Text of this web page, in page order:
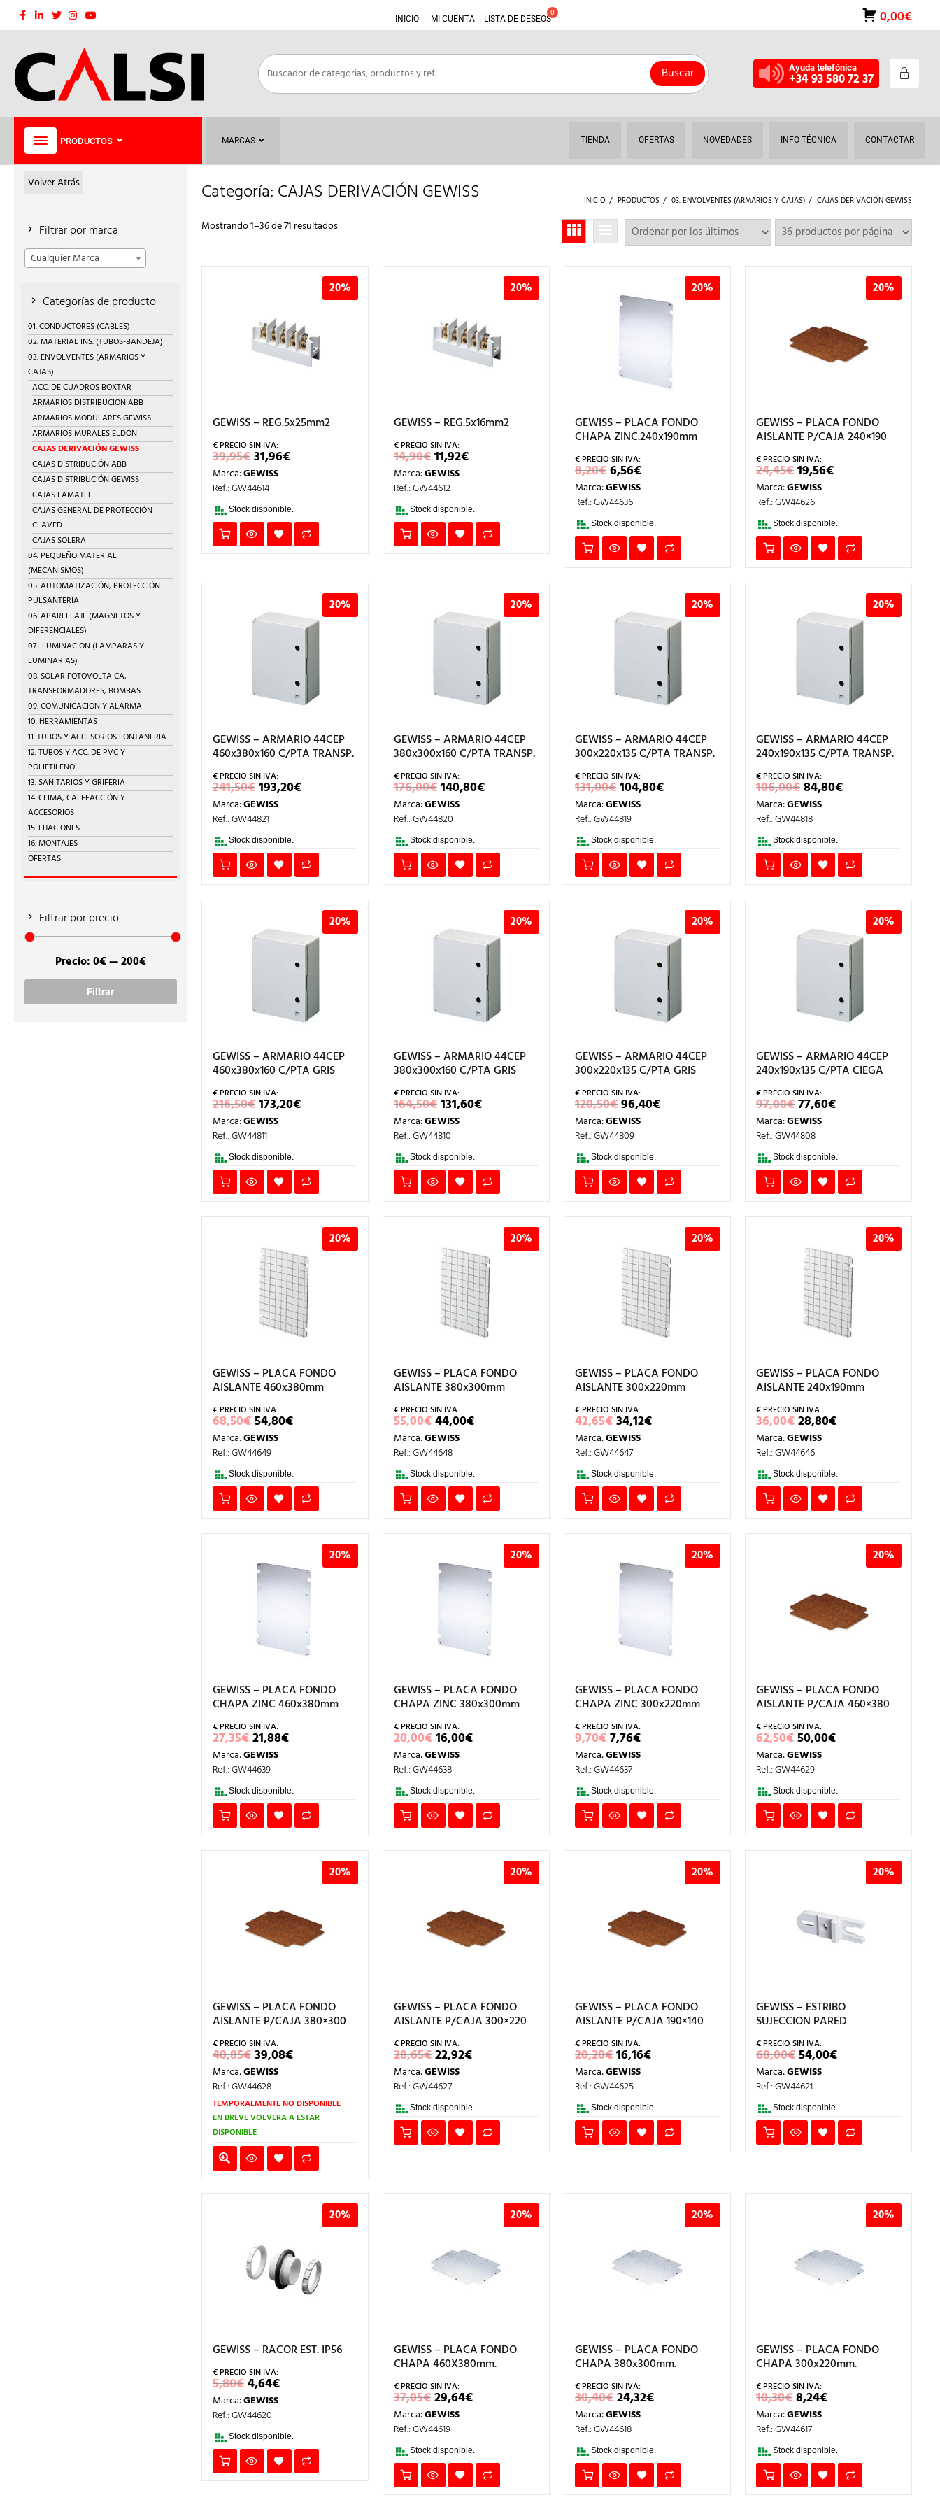
Saltar
INICIO MI CUENTA LISTA DE DESEOS 0,00€
Buscar Ayuda telefónica
+34 93 580 72 37
PRODUCTOS MARCAS TIENDA OFERTAS NOVEDADES INFO TÉCNICA CONTACTAR
Categoría: CAJAS DERIVACIÓN GEWISS INICIO PRODUCTOS 03. ENVOLVENTES (ARMARIOS Y CAJAS) CAJAS DERIVACIÓN GEWISS
Mostrando 1–36 de 71 resultadosOrdenado
20%
GEWISS – REG.5x25mm2
39,95€EL
PRECIO
ORIGINAL
ERA:
39,95€.
31,96€EL
PRECIO
Marca:GEWISS
Ref.: GW44614
Stock disponible.
20%
GEWISS – REG.5x16mm2
14,90€EL
PRECIO
ORIGINAL
ERA:
14,90€.
11,92€EL
PRECIO
Marca:GEWISS
Ref.: GW44612
Stock disponible.
20%
GEWISS – PLACA FONDO
CHAPA ZINC.240x190mm
8,20€EL
PRECIO
ORIGINAL
ERA:
8,20€.
6,56€EL
PRECIO
6,56€.
Marca:GEWISS
Ref.: GW44636
Stock disponible.
20%
GEWISS – PLACA FONDO
AISLANTE P/CAJA 240×190
24,45€EL
PRECIO
ORIGINAL
ERA:
24,45€.
19,56€EL
PRECIO
Marca:GEWISS
Ref.: GW44626
Stock disponible.
20%
GEWISS – ARMARIO 44CEP
460x380x160 C/PTA TRANSP.
241,50€EL
PRECIO
ORIGINAL
ERA:
241,50€.
193,20€EL
PRECIO
Marca:GEWISS
Ref.: GW44821
Stock disponible.
20%
GEWISS – ARMARIO 44CEP
380x300x160 C/PTA TRANSP.
176,00€EL
PRECIO
ORIGINAL
ERA:176,00€.
140,80€EL
PRECIO
Marca:GEWISS
Ref.: GW44820
Stock disponible.
20%
GEWISS – ARMARIO 44CEP
300x220x135 C/PTA TRANSP.
131,00€EL
PRECIO
ORIGINAL
ERA:
131,00€.
104,80€EL
PRECIO
Marca:GEWISS
Ref.: GW44819
Stock disponible.
20%
GEWISS – ARMARIO 44CEP
240x190x135 C/PTA TRANSP.
106,00€EL
PRECIO
ORIGINAL
ERA:106,00€.
84,80€EL
PRECIO
Marca:GEWISS
Ref.: GW44818
Stock disponible.
20%
GEWISS – ARMARIO 44CEP
460x380x160 C/PTA GRIS
216,50€EL
PRECIO
ORIGINAL
ERA:
216,50€.
173,20€EL
PRECIO
Marca:GEWISS
Ref.: GW44811
Stock disponible.
20%
GEWISS – ARMARIO 44CEP
380x300x160 C/PTA GRIS
164,50€EL
PRECIO
ORIGINAL
ERA:164,50€.
131,60€EL
PRECIO
Marca:GEWISS
Ref.: GW44810
Stock disponible.
20%
GEWISS – ARMARIO 44CEP
300x220x135 C/PTA GRIS
120,50€EL
PRECIO
ORIGINAL
ERA:120,50€.
96,40€EL
PRECIO
Marca:GEWISS
Ref.: GW44809
Stock disponible.
20%
GEWISS – ARMARIO 44CEP
240x190x135 C/PTA CIEGA
97,00€EL
PRECIO
ORIGINAL
ERA:
97,00€.
77,60€EL
PRECIO
Marca:GEWISS
Ref.: GW44808
Stock disponible.
20%
GEWISS – PLACA FONDO
AISLANTE 460x380mm
68,50€EL
PRECIO
ORIGINAL
ERA:
68,50€.
54,80€EL
PRECIO
Marca:GEWISS
Ref.: GW44649
Stock disponible.
20%
GEWISS – PLACA FONDO
AISLANTE 380x300mm
55,00€EL
PRECIO
ORIGINAL
ERA:
55,00€.
44,00€EL
PRECIO
Marca:GEWISS
Ref.: GW44648
Stock disponible.
20%
GEWISS – PLACA FONDO
AISLANTE 300x220mm
42,65€EL
PRECIO
ORIGINAL
ERA:
42,65€.
34,12€EL
PRECIO
Marca:GEWISS
Ref.: GW44647
Stock disponible.
20%
GEWISS – PLACA FONDO
AISLANTE 240x190mm
36,00€EL
PRECIO
ORIGINAL
ERA:
36,00€.
28,80€EL
PRECIO
Marca:GEWISS
Ref.: GW44646
Stock disponible.
20%
GEWISS – PLACA FONDO
CHAPA ZINC 460x380mm
27,35€EL
PRECIO
ORIGINAL
ERA:
27,35€.
21,88€EL
PRECIO
Marca:GEWISS
Ref.: GW44639
Stock disponible.
20%
GEWISS – PLACA FONDO
CHAPA ZINC 380x300mm
20,00€EL
PRECIO
ORIGINAL
ERA:
20,00€.
16,00€EL
PRECIO
Marca:GEWISS
Ref.: GW44638
Stock disponible.
20%
GEWISS – PLACA FONDO
CHAPA ZINC 300x220mm
9,70€EL
PRECIO
ORIGINAL
ERA:
9,70€.
7,76€EL
PRECIO
ACTUAL
7,76€.
Marca:GEWISS
Ref.: GW44637
Stock disponible.
20%
GEWISS – PLACA FONDO
AISLANTE P/CAJA 460×380
62,50€EL
PRECIO
ORIGINAL
ERA:
62,50€.
50,00€EL
PRECIO
Marca:GEWISS
Ref.: GW44629
Stock disponible.
20%
GEWISS – PLACA FONDO
AISLANTE P/CAJA 380×300
48,85€EL
PRECIO
ORIGINAL
ERA:
48,85€.
39,08€EL
PRECIO
39,08€.
Marca:GEWISS
Ref.: GW44628
TEMPORALMENTE NO DISPONIBLE
EN BREVE VOLVERÁ A ESTAR
DISPONIBLE
20%
GEWISS – PLACA FONDO
AISLANTE P/CAJA 300×220
28,65€EL
PRECIO
ORIGINAL
ERA:
28,65€.
22,92€EL
PRECIO
Marca:GEWISS
Ref.: GW44627
Stock disponible.
20%
GEWISS – PLACA FONDO
AISLANTE P/CAJA 190×140
20,20€EL
PRECIO
ORIGINAL
ERA:
20,20€.
16,16€EL
PRECIO
Marca:GEWISS
Ref.: GW44625
Stock disponible.
20%
GEWISS – ESTRIBO
SUJECCION PARED
68,00€EL
PRECIO
ORIGINAL
ERA:
68,00€.
54,00€EL
PRECIO
Marca:GEWISS
Ref.: GW44621
Stock disponible.
20%
GEWISS – RACOR EST. IP56
5,80€EL
PRECIO
ORIGINAL
ERA:
5,80€.
4,64€EL
PRECIO
4,64€.
Marca:GEWISS
Ref.: GW44620
Stock disponible.
20%
GEWISS – PLACA FONDO
CHAPA 460X380mm.
37,05€EL
PRECIO
ORIGINAL
ERA:
37,05€.
29,64€EL
PRECIO
Marca:GEWISS
Ref.: GW44619
Stock disponible.
20%
GEWISS – PLACA FONDO
CHAPA 380x300mm.
30,40€EL
PRECIO
ORIGINAL
ERA:
30,40€.
24,32€EL
PRECIO
Marca:GEWISS
Ref.: GW44618
Stock disponible.
20%
GEWISS – PLACA FONDO
CHAPA 300x220mm.
10,30€EL
PRECIO
ORIGINAL
ERA:
10,30€.
8,24€EL
PRECIO
8,24€.
Marca:GEWISS
Ref.: GW44617
Stock disponible.
Volver Atrás
Filtrar por marca
Cualquier Marca
Categorías de producto
01. CONDUCTORES (CABLES)
02. MATERIAL INS. (TUBOS-BANDEJA)
03. ENVOLVENTES (ARMARIOS Y
CAJAS)
ACC. DE CUADROS BOXTAR
ARMARIOS DISTRIBUCION ABB
ARMARIOS MODULARES GEWISS
ARMARIOS MURALES ELDON
CAJAS DERIVACIÓN GEWISS
CAJAS DISTRIBUCIÓN ABB
CAJAS DISTRIBUCIÓN GEWISS
CAJAS FAMATEL
CAJAS GENERAL DE PROTECCIÓN
CLAVED
CAJAS SOLERA
04. PEQUEÑO MATERIAL
(MECANISMOS)
05. AUTOMATIZACIÓN, PROTECCIÓN
PULSANTERIA
06. APARELLAJE (MAGNETOS Y
DIFERENCIALES)
07. ILUMINACION (LAMPARAS Y
LUMINARIAS)
08. SOLAR FOTOVOLTAICA,
TRANSFORMADORES, BOMBAS.
09. COMUNICACION Y ALARMA
10. HERRAMIENTAS
11. TUBOS Y ACCESORIOS FONTANERIA
12. TUBOS Y ACC. DE PVC Y
POLIETILENO
13. SANITARIOS Y GRIFERIA
14. CLIMA, CALEFACCIÓN Y
ACCESORIOS
15. FIJACIONES
16. MONTAJES
OFERTAS
Filtrar por precio
Filtrar
Precio:0€—200€